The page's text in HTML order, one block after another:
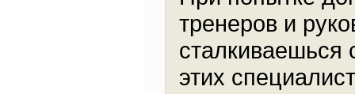
тренеров и
этих